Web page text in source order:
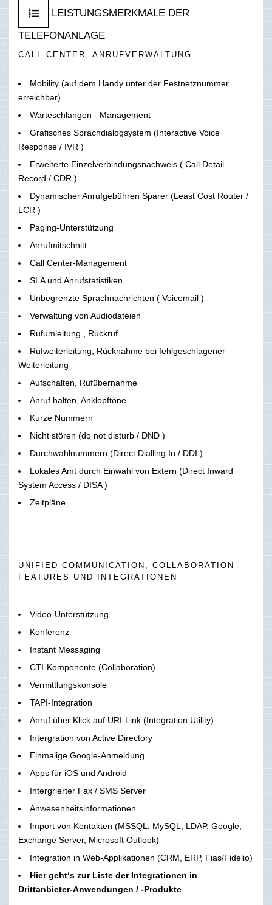
LEISTUNGSMERKMALE DER
TELEFONANLAGE
CALL CENTER, ANRUFVERWALTUNG
Mobility (auf dem Handy unter der Festnetznummer
erreichbar)
Warteschlangen - Management
Grafisches Sprachdialogsystem (Interactive Voice
Response / IVR )
Erweiterte Einzelverbindungsnachweis ( Call Detail
Record / CDR )
Dynamischer Anrufgebühren Sparer (Least Cost Router /
LCR )
Paging-Unterstützung
Anrufmitschnitt
Call Center-Management
SLA und Anrufstatistiken
Unbegrenzte Sprachnachrichten ( Voicemail )
Verwaltung von Audiodateien
Rufumleitung , Rückruf
Rufweiterleitung, Rücknahme bei fehlgeschlagener
Weiterleitung
Aufschalten, Rufübernahme
Anruf halten, Anklopftöne
Kurze Nummern
Nicht stören (do not disturb / DND )
Durchwahlnummern (Direct Dialling In / DDI )
Lokales Amt durch Einwahl von Extern (Direct Inward
System Access / DISA )
Zeitpläne
UNIFIED COMMUNICATION, COLLABORATION
FEATURES UND INTEGRATIONEN
Video-Unterstützung
Konferenz
Instant Messaging
CTI-Komponente (Collaboration)
Vermittlungskonsole
TAPI-Integration
Anruf über Klick auf URI-Link (Integration Utility)
Intergration von Active Directory
Einmalige Google-Anmeldung
Apps für iOS und Android
Intergrierter Fax / SMS Server
Anwesenheitsinformationen
Import von Kontakten (MSSQL, MySQL, LDAP, Google,
Exchange Server, Microsoft Outlook)
Integration in Web-Applikationen (CRM, ERP, Fias/Fidelio)
Hier geht‘s zur Liste der Integrationen in
Drittanbieter-Anwendungen / -Produkte